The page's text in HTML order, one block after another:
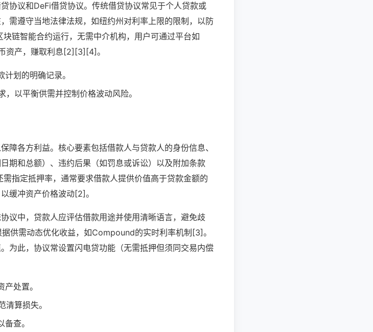
协议和DeFi借贷协议。传统借贷协议常见于个人贷款或
需遵守当地法律法规，如纽约州对利率上限的限制，以防
链智能合约运行，无需中介机构，用户可通过平台如
资产，赚取利息[2][3][4]。
划的明确记录。
以平衡供需并控制价格波动风险。
障各方利益。核心要素包括借款人与贷款人的身份信息、
期和总额）、违约后果（如罚息或诉讼）以及附加条款
需指定抵押率，通常要求借款人提供价值高于贷款金额的
缓冲资产价格波动[2]。
议中，贷款人应评估借款用途并使用清晰语言，避免歧
供需动态优化收益，如Compound的实时利率机制[3]。
为此，协议常设置闪电贷功能（无需抵押但须同交易内偿
处置。
算损失。
查。